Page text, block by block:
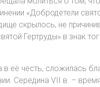
«Добродетели
скрылось, не
Гертруды» в знак
её честь, сложилась
Середина VII в. –